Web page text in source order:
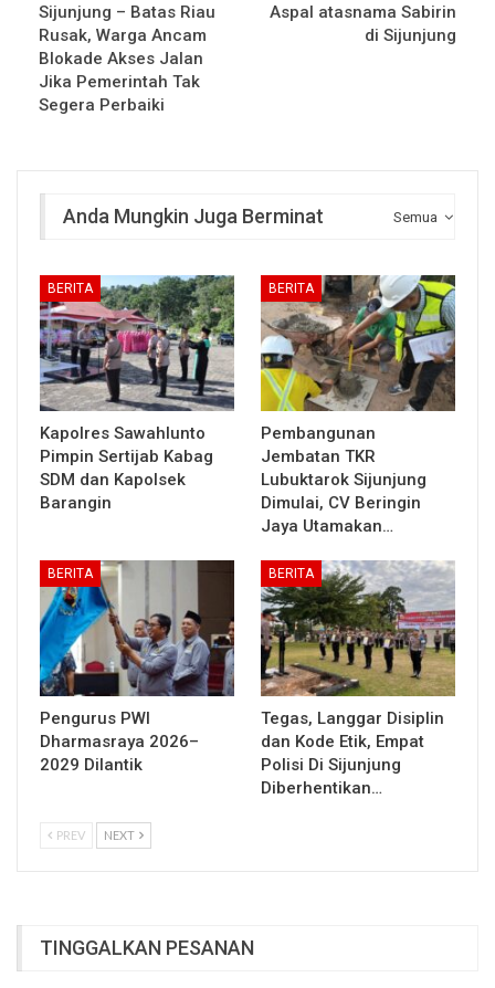
Sijunjung – Batas Riau
Rusak, Warga Ancam
Blokade Akses Jalan
Jika Pemerintah Tak
Segera Perbaiki
Aspal atasnama Sabirin
di Sijunjung
Semua
Anda Mungkin Juga Berminat
BERITA
Kapolres Sawahlunto
Pimpin Sertijab Kabag
SDM dan Kapolsek
Barangin
BERITA
Pembangunan
Jembatan TKR
Lubuktarok Sijunjung
Dimulai, CV Beringin
Jaya Utamakan…
BERITA
Pengurus PWI
Dharmasraya 2026–
2029 Dilantik
BERITA
Tegas, Langgar Disiplin
dan Kode Etik, Empat
Polisi Di Sijunjung
Diberhentikan…
PREV NEXT
TINGGALKAN PESANAN